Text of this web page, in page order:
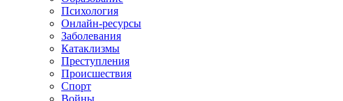
Психология
Онлайн-ресурсы
Заболевания
Катаклизмы
Преступления
Происшествия
Спорт
Войны